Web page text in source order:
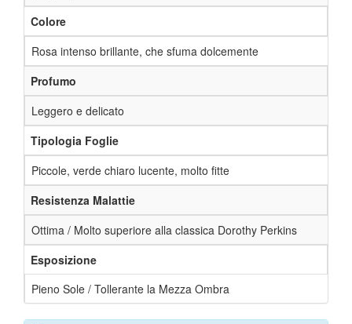
Colore
Rosa intenso brillante, che sfuma dolcemente
Profumo
Leggero e delicato
Tipologia Foglie
Piccole, verde chiaro lucente, molto fitte
Resistenza Malattie
Ottima / Molto superiore alla classica Dorothy Perkins
Esposizione
Pieno Sole / Tollerante la Mezza Ombra